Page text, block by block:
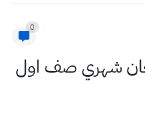
0
شهري صف اول